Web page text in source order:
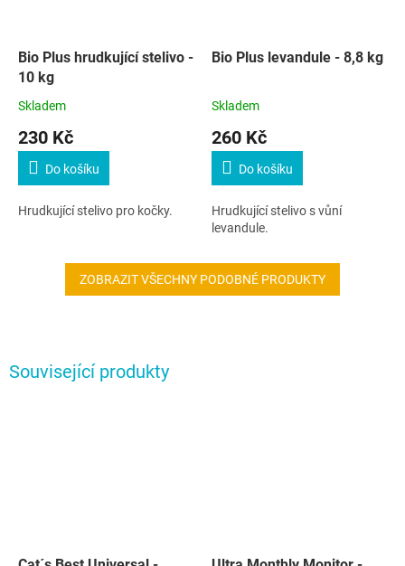
Související produkty
Bio Plus hrudkující stelivo -
10 kg
Skladem
230 Kč
Do košíku
Hrudkující stelivo pro kočky.
Bio Plus levandule - 8,8 kg
Skladem
260 Kč
Do košíku
Hrudkující stelivo s vůní
levandule.
ZOBRAZIT VŠECHNY PODOBNÉ PRODUKTY